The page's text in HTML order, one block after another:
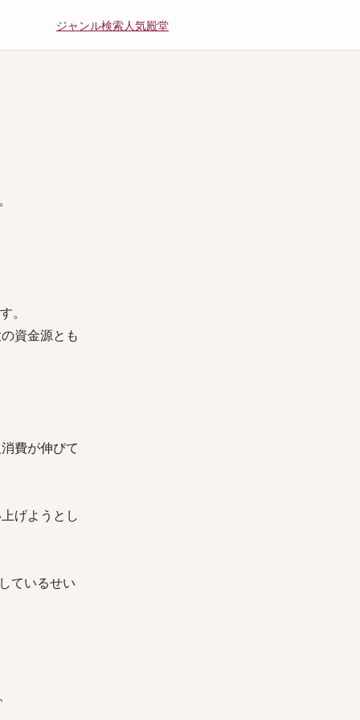
ジャンル検索人気殿堂
。
資金源とも
費が伸びて
げようとし
ているせい